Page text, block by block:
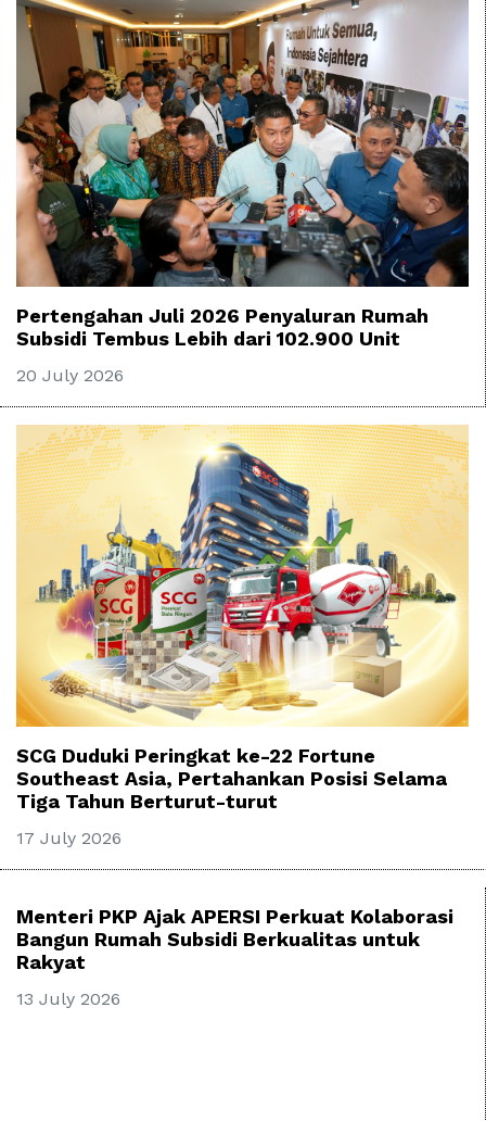
Pertengahan Juli 2026 Penyaluran Rumah
Subsidi Tembus Lebih dari 102.900 Unit
20 July 2026
SCG Duduki Peringkat ke-22 Fortune
Southeast Asia, Pertahankan Posisi Selama
Tiga Tahun Berturut-turut
17 July 2026
Menteri PKP Ajak APERSI Perkuat Kolaborasi
Bangun Rumah Subsidi Berkualitas untuk
Rakyat
13 July 2026